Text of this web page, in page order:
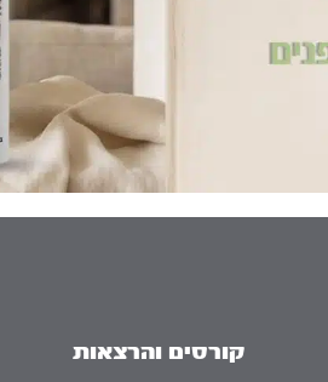
קורסים והרצאות